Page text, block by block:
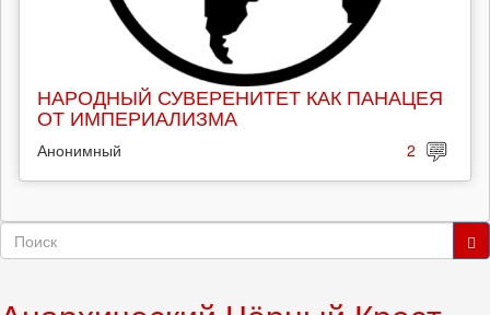
НАРОДНЫЙ СУВЕРЕНИТЕТ КАК ПАНАЦЕЯ
ОТ ИМПЕРИАЛИЗМА
Анонимный 2
Форма